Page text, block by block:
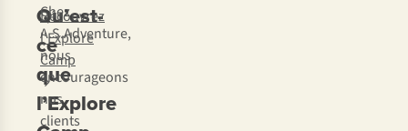
Qu’est-
ce
que
l’Explore
Chez
A.S.Adventure,
nous
encourageons
nos
clients
Découvrez
l’Explore
Camp